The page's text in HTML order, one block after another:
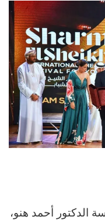
الدكتور أحمد هنو،